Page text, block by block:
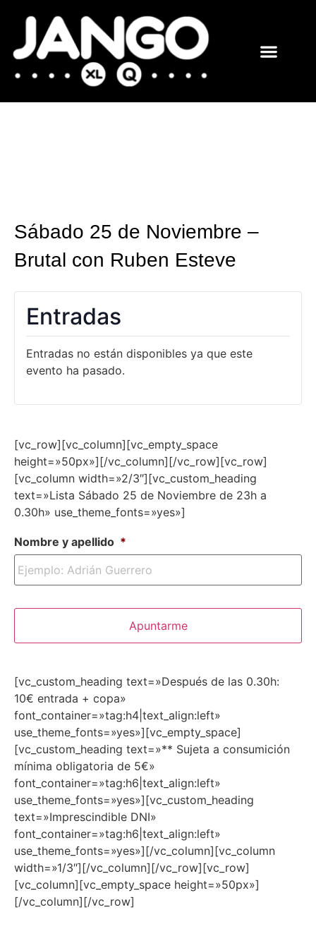
Sábado 25 de Noviembre –
Brutal con Ruben Esteve
Entradas
Entradas no están disponibles ya que este
evento ha pasado.
[vc_row][vc_column][vc_empty_space
height=»50px»][/vc_column][/vc_row][vc_row]
[vc_column width=»2/3″][vc_custom_heading
text=»Lista Sábado 25 de Noviembre de 23h a
0.30h» use_theme_fonts=»yes»]
Nombre y apellido *
[vc_custom_heading text=»Después de las 0.30h:
10€ entrada + copa»
font_container=»tag:h4|text_align:left»
use_theme_fonts=»yes»][vc_empty_space]
[vc_custom_heading text=»** Sujeta a consumición
mínima obligatoria de 5€»
font_container=»tag:h6|text_align:left»
use_theme_fonts=»yes»][vc_custom_heading
text=»Imprescindible DNI»
font_container=»tag:h6|text_align:left»
use_theme_fonts=»yes»][/vc_column][vc_column
width=»1/3″][/vc_column][/vc_row][vc_row]
[vc_column][vc_empty_space height=»50px»]
[/vc_column][/vc_row]